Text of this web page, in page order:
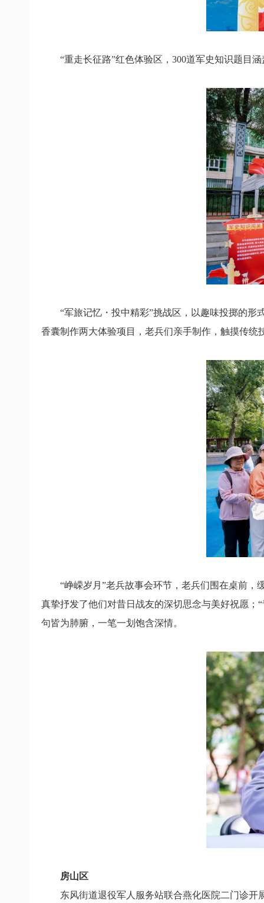
“重走长征路”红色体验区， 300道军史知识题目 涵
“军旅记忆・投中精彩”挑战区， 以趣味投掷的形
香囊制作两大体验项目， 老兵们亲手制作， 触摸传统
“峥嵘岁月”老兵故事会环节， 老兵们围在桌前，
真挚抒发了他们对昔日战友的深切思念与美好祝愿；
句皆为肺腑， 一笔一划饱含深情。
房山区
东风街道退役军人服务站联合燕化医院二门诊开